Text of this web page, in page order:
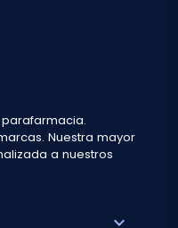
Nuestra mayor
a nuestros
expand_more